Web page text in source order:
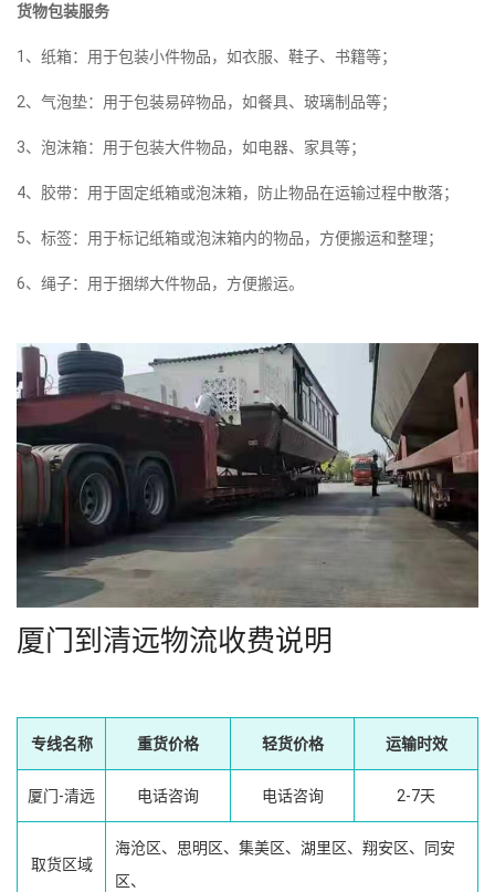
货物包装服务
1、纸箱：用于包装小件物品，如衣服、鞋子、书籍等；
2、气泡垫：用于包装易碎物品，如餐具、玻璃制品等；
3、泡沫箱：用于包装大件物品，如电器、家具等；
4、胶带：用于固定纸箱或泡沫箱，防止物品在运输过程中散落；
5、标签：用于标记纸箱或泡沫箱内的物品，方便搬运和整理；
6、绳子：用于捆绑大件物品，方便搬运。
厦门到清远物流收费说明
专线名称 重货价格 轻货价格 运输时效
厦门-清远 电话咨询 电话咨询 2-7天
取货区域
海沧区、思明区、集美区、湖里区、翔安区、同安
区、